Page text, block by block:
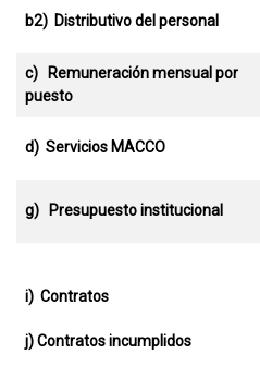
b2) Distributivo del personal
c) Remuneración mensual por
puesto
d) Servicios MACCO
g) Presupuesto institucional
i) Contratos
j) Contratos incumplidos